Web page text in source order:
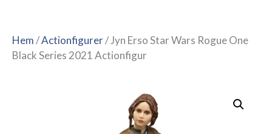
Hem/Actionfigurer/ Jyn Erso Star Wars Rogue One
Black Series 2021 Actionfigur